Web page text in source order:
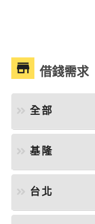
借錢需求
全部
基隆
台北